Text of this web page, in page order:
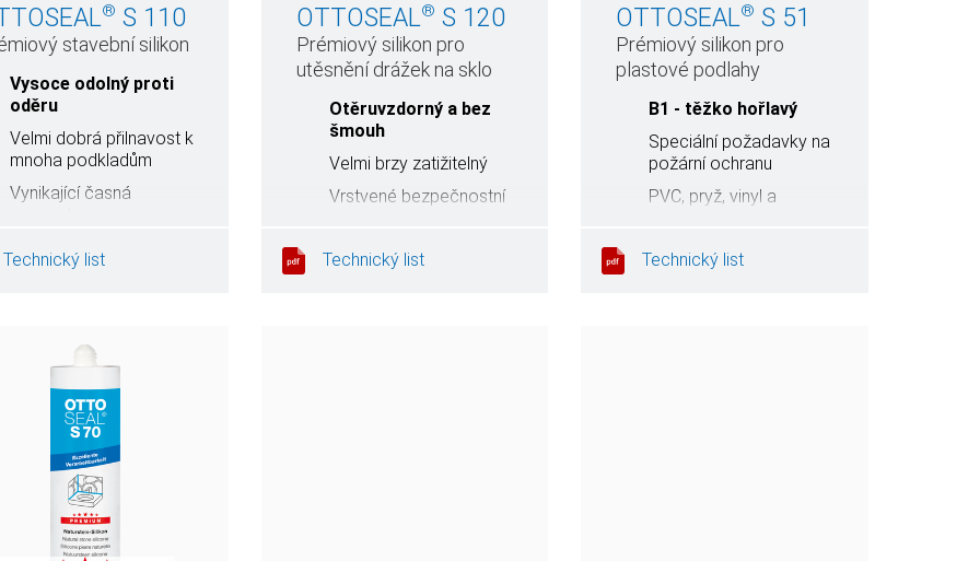
® S 110
stavební silikon
Vysoce odolný proti
oděru
Velmi dobrá přilnavost k
mnoha podkladům
Vynikající časná
Technický list
OTTOSEAL® S 120
Prémiový silikon pro
utěsnění drážek na sklo
Otěruvzdorný a bez
šmouh
Velmi brzy zatižitelný
Vrstvené bezpečnostní
Velmi odolná spára
Technický list
OTTOSEAL® S 51
Prémiový silikon pro
plastové podlahy
B1 - těžko hořlavý
Speciální požadavky na
požární ochranu
PVC, pryž, vinyl a
Odolná a robustní spára
Technický list